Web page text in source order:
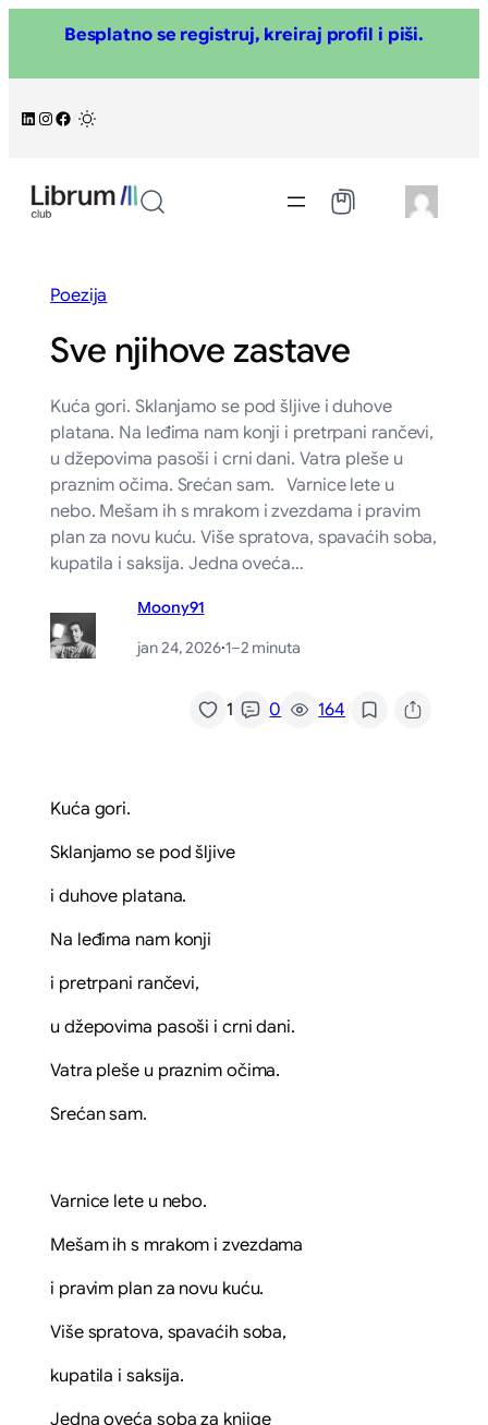
sadržaj
Besplatno se registruj, kreiraj profil i piši.
LinkedIn
Instagram
Facebook
Poezija
Sve njihove zastave
Kuća gori. Sklanjamo se pod šljive i duhove
platana. Na leđima nam konji i pretrpani rančevi,
u džepovima pasoši i crni dani. Vatra pleše u
praznim očima. Srećan sam. Varnice lete u
nebo. Mešam ih s mrakom i zvezdama i pravim
plan za novu kuću. Više spratova, spavaćih soba,
kupatila i saksija. Jedna oveća…
Moony91
jan 24, 2026·1–2 minuta
1 0 164/
Kuća gori.
Sklanjamo se pod šljive
i duhove platana.
Na leđima nam konji
i pretrpani rančevi,
u džepovima pasoši i crni dani.
Vatra pleše u praznim očima.
Srećan sam.
Varnice lete u nebo.
Mešam ih s mrakom i zvezdama
i pravim plan za novu kuću.
Više spratova, spavaćih soba,
kupatila i saksija.
Jedna oveća soba za knjige